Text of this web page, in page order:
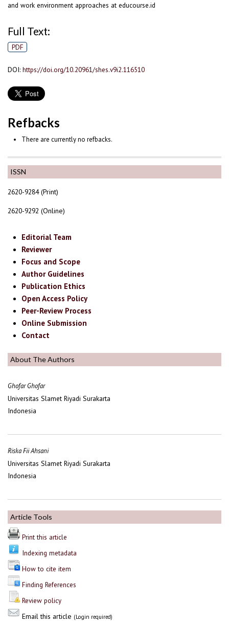
ISSN
2620-9284 (Print)
2620-9292 (Online)
Editorial Team
Reviewer
Focus and Scope
Author Guidelines
Publication Ethics
Open Access Policy
Peer-Review Process
Online Submission
Contact
About The Authors
Ghofar Ghofar
Universitas Slamet Riyadi Surakarta
Indonesia
Riska Fii Ahsani
Universitas Slamet Riyadi Surakarta
Indonesia
Article Tools
Print this article
Indexing metadata
How to cite item
Finding References
Review policy
Email this article (Login required)
and work environment approaches at educourse.id
Full Text:
PDF
DOI: https://doi.org/10.20961/shes.v9i2.116510
Refbacks
There are currently no refbacks.